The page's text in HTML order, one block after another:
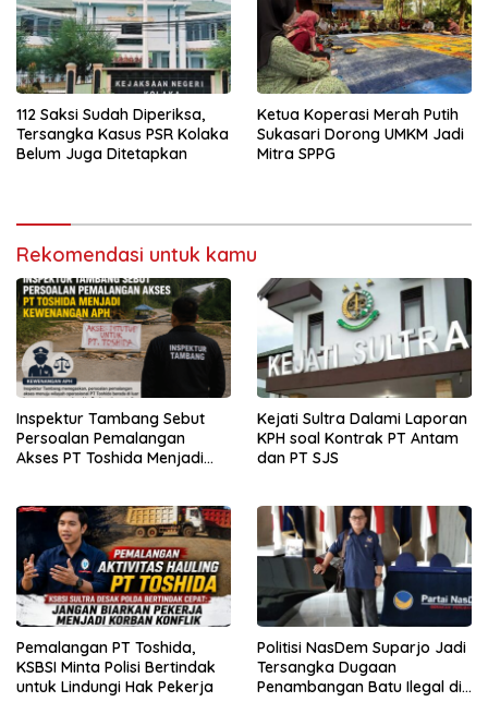
112 Saksi Sudah Diperiksa,
Tersangka Kasus PSR Kolaka
Belum Juga Ditetapkan
Ketua Koperasi Merah Putih
Sukasari Dorong UMKM Jadi
Mitra SPPG
Rekomendasi untuk kamu
Inspektur Tambang Sebut
Persoalan Pemalangan
Akses PT Toshida Menjadi
Kejati Sultra Dalami Laporan
KPH soal Kontrak PT Antam
dan PT SJS
Pemalangan PT Toshida,
KSBSI Minta Polisi Bertindak
untuk Lindungi Hak Pekerja
Politisi NasDem Suparjo Jadi
Tersangka Dugaan
Penambangan Batu Ilegal di